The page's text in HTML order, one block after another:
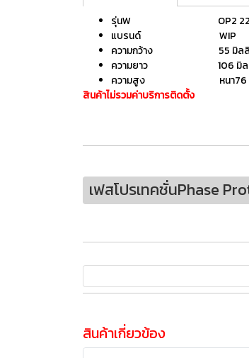
รุ่นW OP2
แบรนด์ WIP
ความกว้าง 55 มิลลิเ
ความยาว 106 มิลลิ
ความสูง หนา76 มิล
สินค้าไม่รวมค่าบริการติดตั้ง
เฟสโปรเทคชั่นPhase
สินค้าเกี่ยวข้อง